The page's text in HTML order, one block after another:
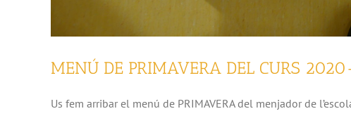
MENÚ DE PRIMAVERA DEL CURS
Us fem arribar el menú de PRIMAVERA del menjador de